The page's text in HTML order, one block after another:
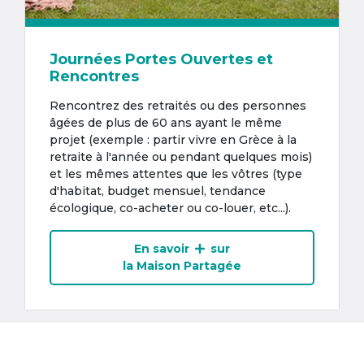
Journées Portes Ouvertes et
Rencontres
Rencontrez des retraités ou des personnes
âgées de plus de 60 ans ayant le même
projet (exemple : partir vivre en Grèce à la
retraite à l'année ou pendant quelques mois)
et les mêmes attentes que les vôtres (type
d'habitat, budget mensuel, tendance
écologique, co-acheter ou co-louer, etc...).
En savoir
sur
la Maison Partagée